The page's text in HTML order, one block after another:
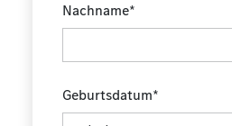
Nachname*
Geburtsdatum*